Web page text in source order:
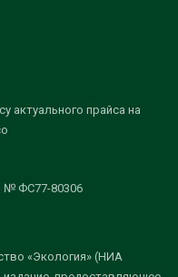
актуального прайса на
№ ФС77-80306
«Экология» (НИА